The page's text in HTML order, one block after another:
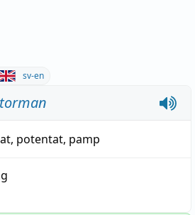
sv-en
, potentat, pamp